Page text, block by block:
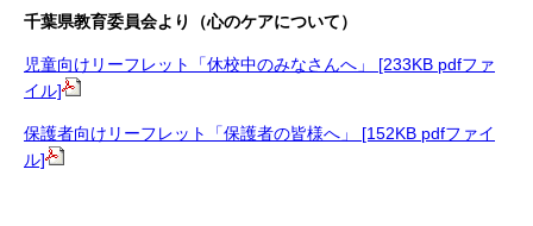
千葉県教育委員会より（心のケアについて）
児童向けリーフレット「休校中のみなさんへ」 [233KB pdfファ
イル]
保護者向けリーフレット「保護者の皆様へ」 [152KB pdfファイ
ル]